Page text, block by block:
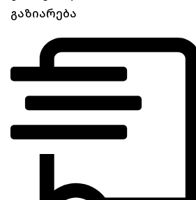
გაზიარება